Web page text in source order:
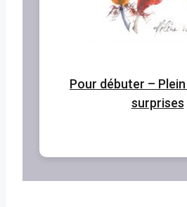
Pour débuter –
surprises